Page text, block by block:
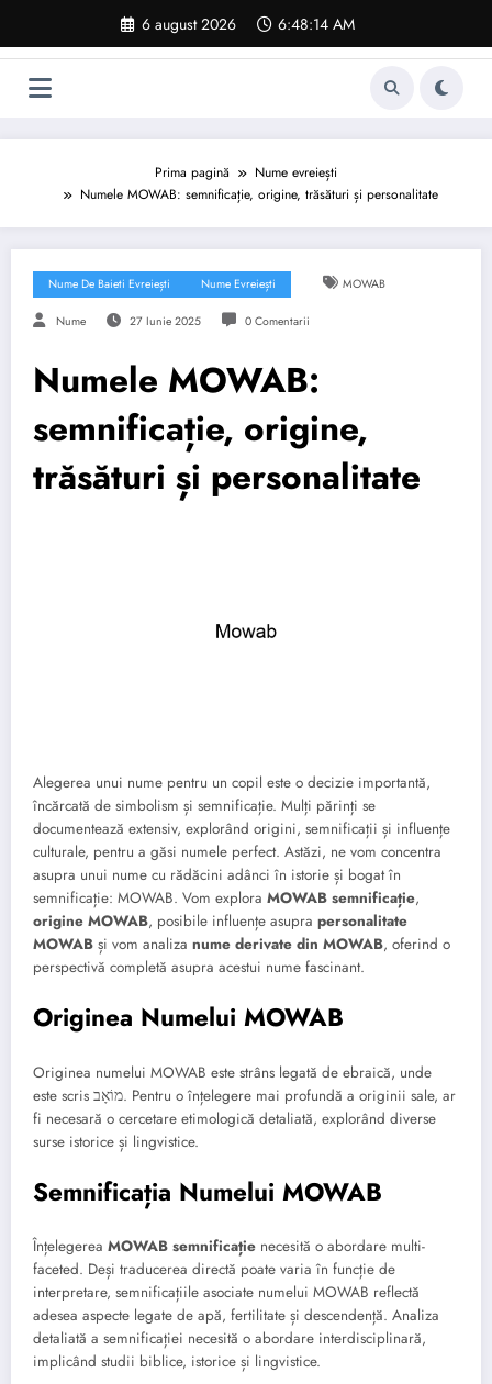
conținut
6 august 2026 6:48:15 AM
Prima pagină
Nume evreiești
Numele MOWAB: semnificație, origine, trăsături și personalitate
Nume De Baieti Evreiești Nume Evreiești MOWAB
Nume 27 Iunie 2025 0 Comentarii
Numele MOWAB:
semnificație, origine,
trăsături și personalitate
Alegerea unui nume pentru un copil este o decizie importantă,
încărcată de simbolism și semnificație. Mulți părinți se
documentează extensiv, explorând origini, semnificații și influențe
culturale, pentru a găsi numele perfect. Astăzi, ne vom concentra
asupra unui nume cu rădăcini adânci în istorie și bogat în
semnificație: MOWAB. Vom explora MOWAB semnificație,
origine MOWAB, posibile influențe asupra personalitate
MOWAB și vom analiza nume derivate din MOWAB, oferind o
perspectivă completă asupra acestui nume fascinant.
Originea Numelui MOWAB
Originea numelui MOWAB este strâns legată de ebraică, unde
este scris מוֹאָב. Pentru o înțelegere mai profundă a originii sale, ar
fi necesară o cercetare etimologică detaliată, explorând diverse
surse istorice și lingvistice.
Semnificația Numelui MOWAB
Înțelegerea MOWAB semnificație necesită o abordare multi-
faceted. Deși traducerea directă poate varia în funcție de
interpretare, semnificațiile asociate numelui MOWAB reflectă
adesea aspecte legate de apă, fertilitate și descendență. Analiza
detaliată a semnificației necesită o abordare interdisciplinară,
implicând studii biblice, istorice și lingvistice.